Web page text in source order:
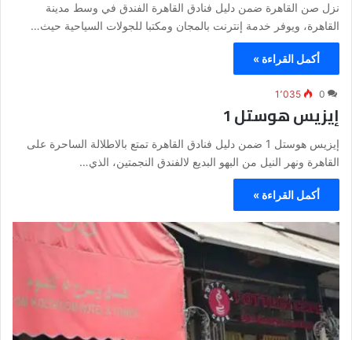
نزل صن القاهرة ضمن دليل فنادق القاهرة الفندق في وسط مدينة
القاهرة، ويوفر خدمة إنترنت بالمجان ومكتبا للجولات السياحية حيث…
أكمل القراءة »
0 1٬035
إيزيس هوستل 1
إيزيس هوستل 1 ضمن دليل فنادق القاهرة تمتع بالاطلالة الساحرة على
القاهرة ونهر النيل من البهو البديع لالفندق النجمتين، الذي…
أكمل القراءة »